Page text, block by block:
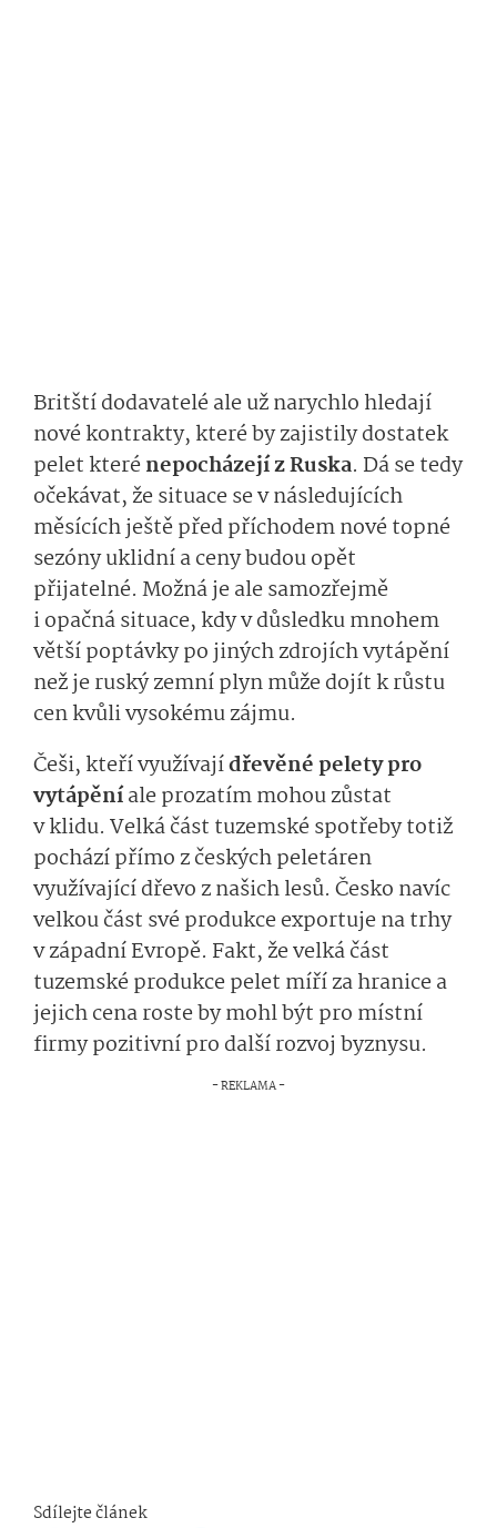
Britští dodavatelé ale už narychlo hledají
nové kontrakty, které by zajistily dostatek
pelet kterénepocházejí z Ruska. Dá se tedy
očekávat, že situace se v následujících
měsících ještě před příchodem nové topné
sezóny uklidní a ceny budou opět
přijatelné. Možná je ale samozřejmě
i opačná situace, kdy v důsledku mnohem
větší poptávky po jiných zdrojích vytápění
než je ruský zemní plyn může dojít k růstu
cen kvůli vysokému zájmu.
Češi, kteří využívajídřevěné pelety pro
vytápěníale prozatím mohou zůstat
v klidu. Velká část tuzemské spotřeby totiž
pochází přímo z českých peletáren
využívající dřevo z našich lesů. Česko navíc
velkou část své produkce exportuje na trhy
v západní Evropě. Fakt, že velká část
tuzemské produkce pelet míří za hranice a
jejich cena roste by mohl být pro místní
firmy pozitivní pro další rozvoj byznysu.
Sdílejte článek